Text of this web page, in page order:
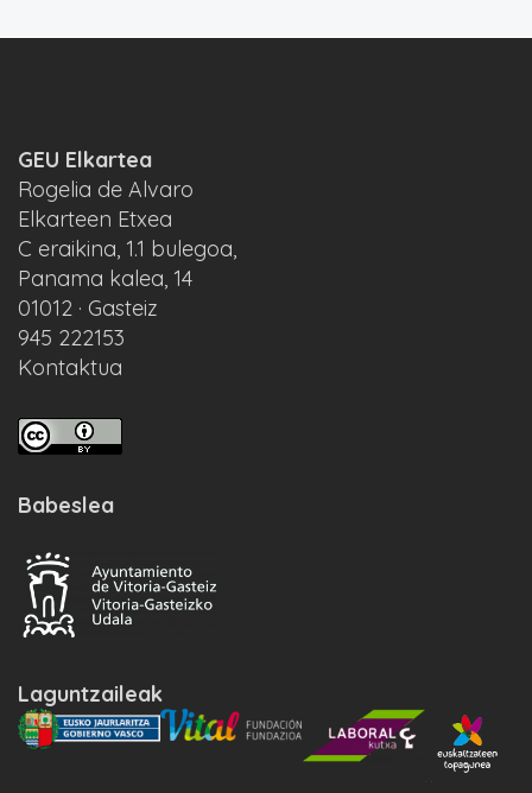
GEU Elkartea
Rogelia de Alvaro
Elkarteen Etxea
C eraikina, 1.1 bulegoa,
Panama kalea, 14
01012 · Gasteiz
945 222153
Kontaktua
Babeslea
Laguntzaileak